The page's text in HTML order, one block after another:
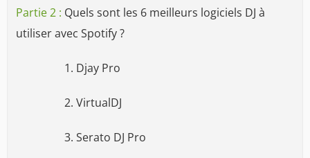
Partie 2 : Quels sont les 6 meilleurs logiciels DJ à
utiliser avec Spotify ?
1. Djay Pro
2. VirtualDJ
3. Serato DJ Pro